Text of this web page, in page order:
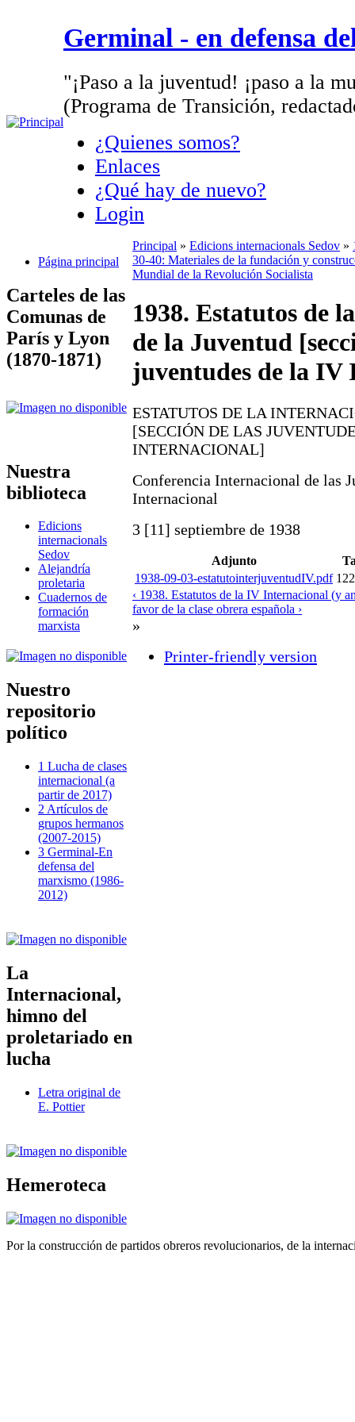
Germinal - en defensa
"¡Paso a la juventud! ¡paso a la
(Programa de Transición,
¿Quienes somos?
Enlaces
¿Qué hay de nuevo?
Login
Página principal
Carteles de las
Comunas de
París y Lyon
(1870-1871)
Nuestra
biblioteca
Edicions
internacionals
Sedov
Alejandría
proletaria
Cuadernos de
formación
marxista
Nuestro
repositorio
político
1 Lucha de clases
internacional (a
partir de 2017)
2 Artículos de
grupos hermanos
(2007-2015)
3 Germinal-En
defensa del
marxismo (1986-
2012)
La
Internacional,
himno del
proletariado en
lucha
Letra original de
E. Pottier
Hemeroteca
Principal » Edicions internacionals Sedov »
30-40: Materiales de la fundación y
Mundial de la Revolución Socialista
1938. Estatutos de
de la Juventud
juventudes de la
ESTATUTOS DE LA
[SECCIÓN DE LAS
INTERNACIONAL]
Conferencia Internacional de las
Internacional
3 [11] septiembre de 1938
Adjunto
1938-09-03-estatutointerjuventudIV.pdf
‹ 1938. Estatutos de la IV Internacional (y
favor de la clase obrera española ›
»
Printer-friendly version
Por la construcción de partidos obreros revolucionarios, de la